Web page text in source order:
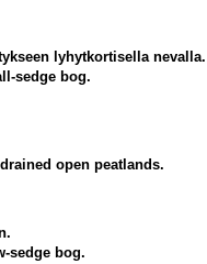
lyhytkortisella nevalla.
sedge bog.
open peatlands.
sedge bog.